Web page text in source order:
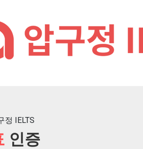
정 IELTS
인증